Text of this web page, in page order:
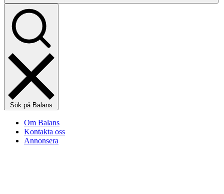
Sök på Balans
Om Balans
Kontakta oss
Annonsera